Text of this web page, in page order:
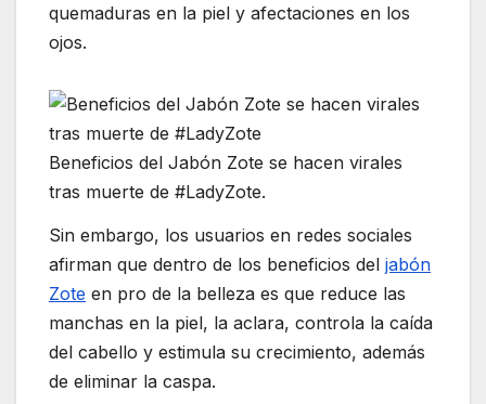
quemaduras en la piel y afectaciones en los
ojos.
Beneficios del Jabón Zote se hacen virales
tras muerte de #LadyZote.
Sin embargo, los usuarios en redes sociales
afirman que dentro de los beneficios del jabón
Zote en pro de la belleza es que reduce las
manchas en la piel, la aclara, controla la caída
del cabello y estimula su crecimiento, además
de eliminar la caspa.